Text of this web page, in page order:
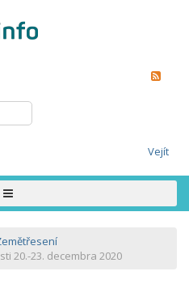
Vejít
20.-23. decembra 2020